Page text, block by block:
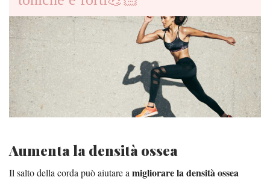
Aumenta la densità ossea
Il salto della corda può aiutare a migliorare la densità ossea